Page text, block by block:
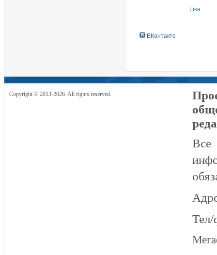
Like
ВКонтакте
Copyright © 2013-2026. All rights reserved.